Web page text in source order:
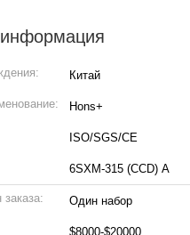
Китай
Hons+
ISO/SGS/CE
6SXM-315 (CCD) A
Один набор
$8000-$20000